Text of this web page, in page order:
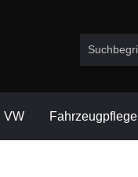
VW Fahrzeugpflege